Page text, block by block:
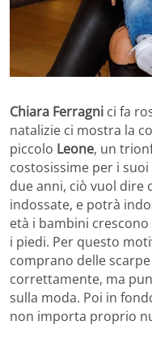
Chiara Ferragni ci fa
natalizie ci mostra la
piccolo Leone, un
costosissime per i
due anni, ciò vuol dire
indossate, e potrà
età i bambini crescono
i piedi. Per questo
comprano delle
correttamente, ma
sulla moda. Poi in
non importa proprio